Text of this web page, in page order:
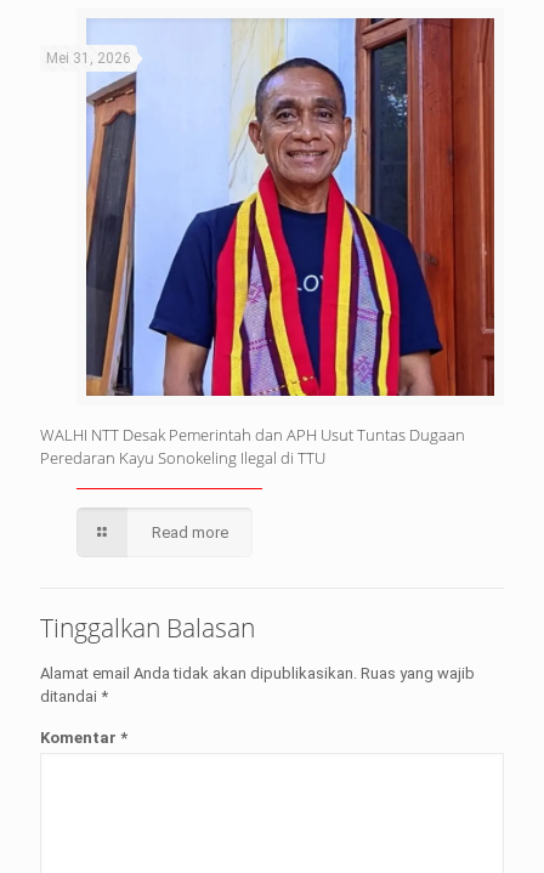
Mei 31, 2026
WALHI NTT Desak Pemerintah dan APH Usut Tuntas Dugaan
Peredaran Kayu Sonokeling Ilegal di TTU
Read more
Tinggalkan Balasan
Alamat email Anda tidak akan dipublikasikan. Ruas yang wajib
ditandai *
Komentar *